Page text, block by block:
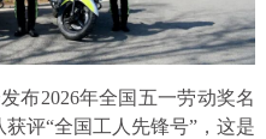
布2026年全国五一劳动奖名
评“全国工人先锋号”，这是